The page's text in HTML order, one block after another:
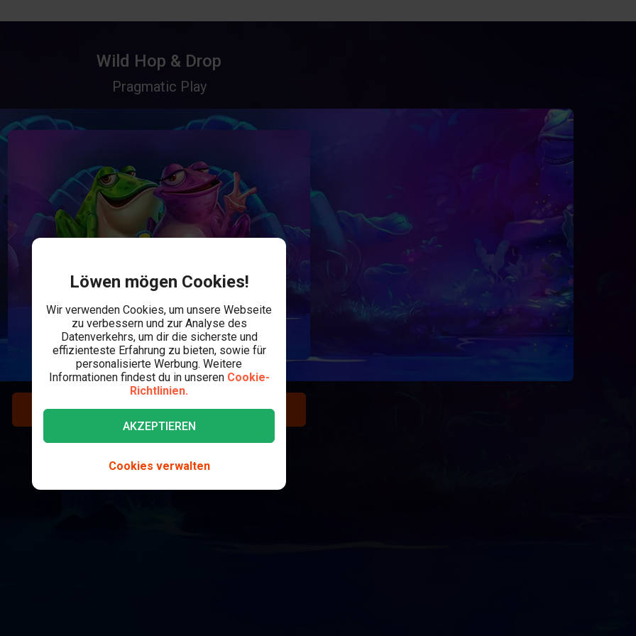
Wild Hop & Drop
Pragmatic Play
REGISTRIEREN
Löwen mögen Cookies!
Wir verwenden Cookies, um unsere Webseite
zu verbessern und zur Analyse des
Datenverkehrs, um dir die sicherste und
effizienteste Erfahrung zu bieten, sowie für
personalisierte Werbung. Weitere
Informationen findest du in unseren Cookie-
Richtlinien.
AKZEPTIEREN
Cookies verwalten